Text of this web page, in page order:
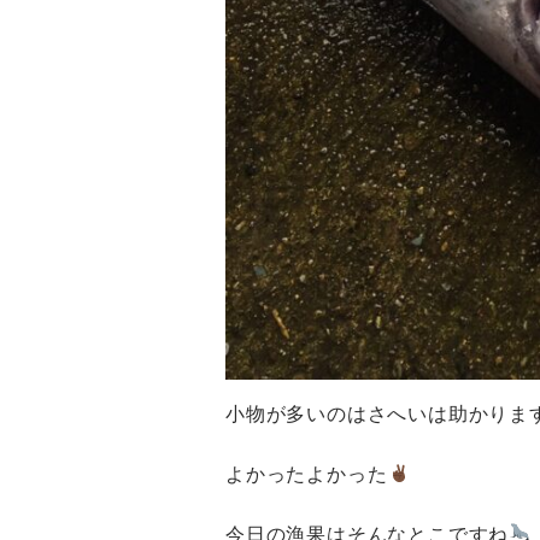
小物が多いのはさへいは助かりま
よかったよかった
今日の漁果はそんなとこですね